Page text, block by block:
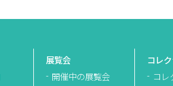
展覧会
開催中の展覧会
コレ
コレ